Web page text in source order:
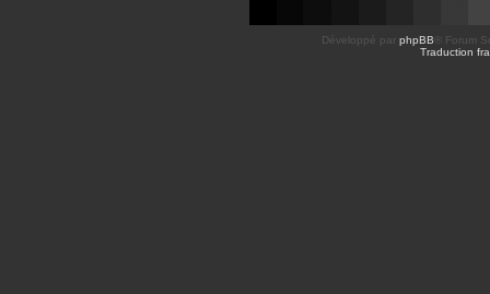
Développé par phpBB ® Forum
Traduction